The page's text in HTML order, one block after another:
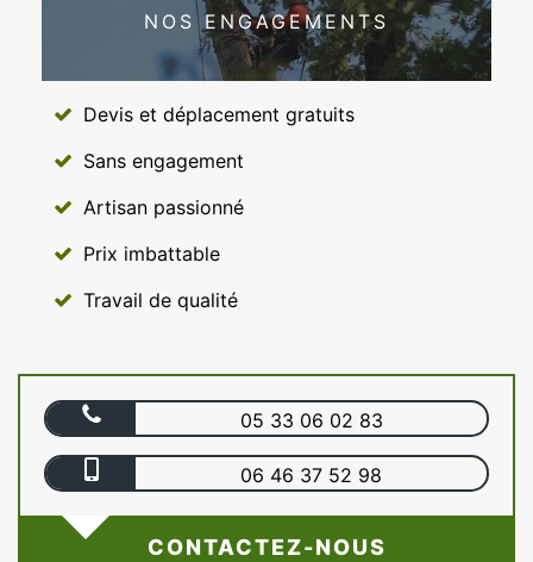
NOS ENGAGEMENTS
Devis et déplacement gratuits
Sans engagement
Artisan passionné
Prix imbattable
Travail de qualité
05 33 06 02 83
06 46 37 52 98
CONTACTEZ-NOUS